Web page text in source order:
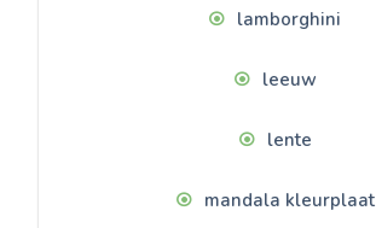
lamborghini
leeuw
lente
mandala kleurplaat